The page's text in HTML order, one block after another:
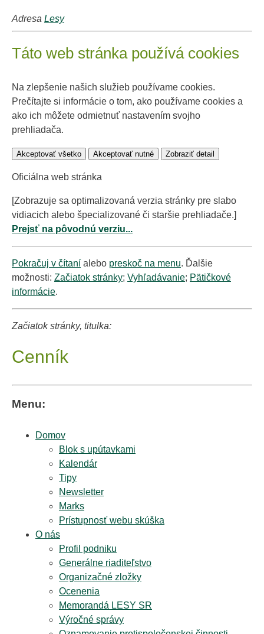
Adresa Lesy
Táto web stránka používá cookies
Na zlepšenie našich služieb používame cookies.
Prečítajte si informácie o tom, ako používame cookies a
ako ich môžete odmietnuť nastavením svojho
prehliadača.
Akceptovať všetko Akceptovať nutné Zobraziť detail
Oficiálna web stránka
[Zobrazuje sa optimalizovaná verzia stránky pre slabo
vidiacich alebo špecializované či staršie prehliadače.]
Prejsť na pôvodnú verziu...
Pokračuj v čítaní alebo preskoč na menu. Ďalšie
možnosti: Začiatok stránky; Vyhľadávanie; Pätičkové
informácie.
Začiatok stránky, titulka:
Cenník
Menu:
Domov
Blok s upútavkami
Kalendár
Tipy
Newsletter
Marks
Prístupnosť webu skúška
O nás
Profil podniku
Generálne riaditeľstvo
Organizačné zložky
Ocenenia
Memorandá LESY SR
Výročné správy